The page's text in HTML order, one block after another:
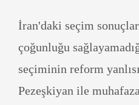
İran'daki seçim
çoğunluğu
seçiminin reform
Pezeşkiyan ile